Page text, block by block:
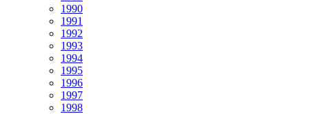
1990
1991
1992
1993
1994
1995
1996
1997
1998